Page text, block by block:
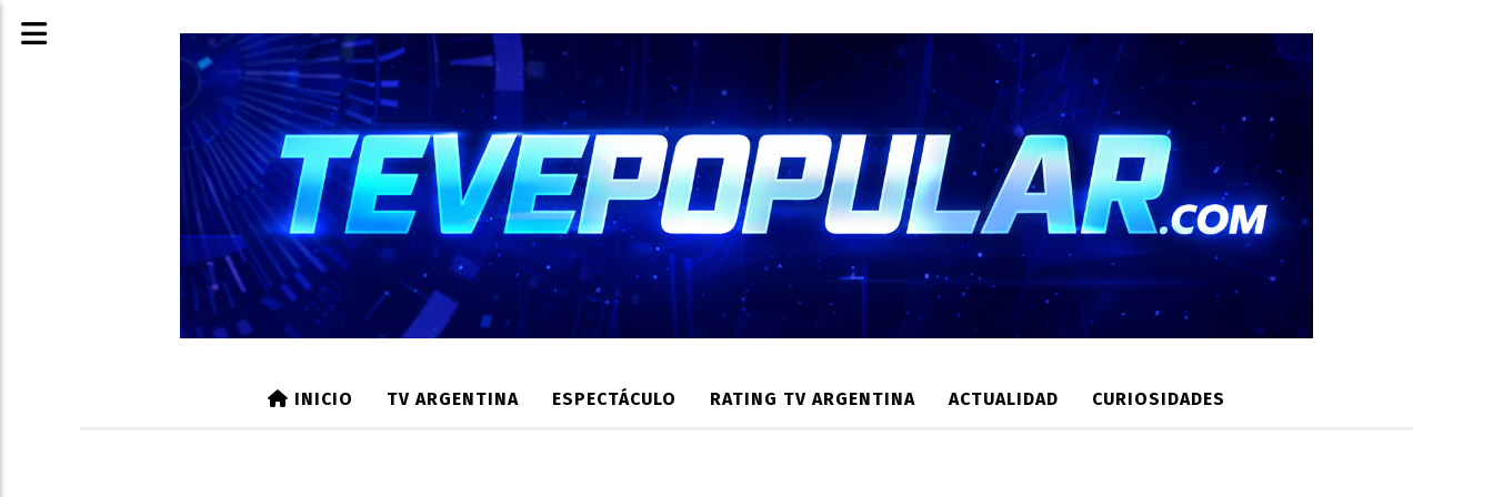
INICIO TV ARGENTINA ESPECTÁCULO RATING TV ARGENTINA ACTUALIDAD CURIOSIDADES